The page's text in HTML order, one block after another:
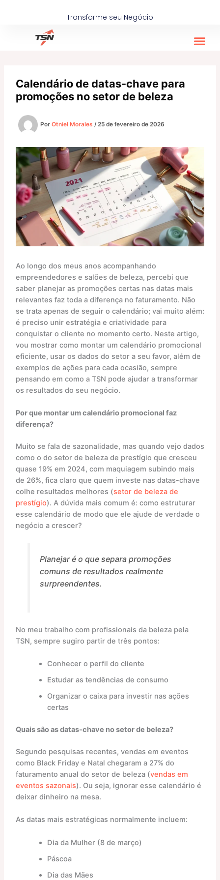
Transforme seu Negócio
Calendário de datas-chave para
promoções no setor de beleza
Por Otniel Morales /25 de fevereiro de 2026
Ao longo dos meus anos acompanhando
empreendedores e salões de beleza, percebi que
saber planejar as promoções certas nas datas mais
relevantes faz toda a diferença no faturamento. Não
se trata apenas de seguir o calendário; vai muito além:
é preciso unir estratégia e criatividade para
conquistar o cliente no momento certo. Neste artigo,
vou mostrar como montar um calendário promocional
eficiente, usar os dados do setor a seu favor, além de
exemplos de ações para cada ocasião, sempre
pensando em como a TSN pode ajudar a transformar
os resultados do seu negócio.
Por que montar um calendário promocional faz
diferença?
Muito se fala de sazonalidade, mas quando vejo dados
como o do setor de beleza de prestígio que cresceu
quase 19% em 2024, com maquiagem subindo mais
de 26%, fica claro que quem investe nas datas-chave
colhe resultados melhores (setor de beleza de
prestígio). A dúvida mais comum é: como estruturar
esse calendário de modo que ele ajude de verdade o
negócio a crescer?
Planejar é o que separa promoções
comuns de resultados realmente
surpreendentes.
No meu trabalho com profissionais da beleza pela
TSN, sempre sugiro partir de três pontos:
Conhecer o perfil do cliente
Estudar as tendências de consumo
Organizar o caixa para investir nas ações
certas
Quais são as datas-chave no setor de beleza?
Segundo pesquisas recentes, vendas em eventos
como Black Friday e Natal chegaram a 27% do
faturamento anual do setor de beleza (vendas em
eventos sazonais). Ou seja, ignorar esse calendário é
deixar dinheiro na mesa.
As datas mais estratégicas normalmente incluem:
Dia da Mulher (8 de março)
Páscoa
Dia das Mães